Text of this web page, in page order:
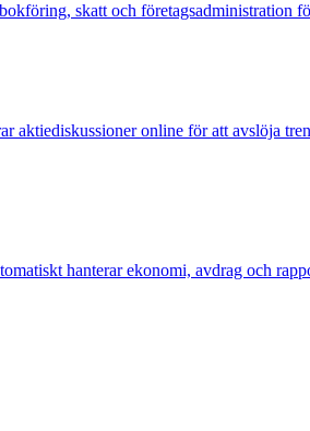
skatt och företagsadministration
aktiediskussioner online för att avslöja
hanterar ekonomi, avdrag och